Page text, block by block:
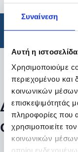
Συναίνεση
Αυτή η
Χρησιμοποιούμε
περιεχομένου και
κοινωνικών
επισκεψιμότητάς
πληροφορίες που
χρησιμοποιείτε
κοινωνικών
οποίοι
ΑΠΟΤΕΛΕΣΜΑΤΑ
Φάρμακα
Φίλτρα
Δεν